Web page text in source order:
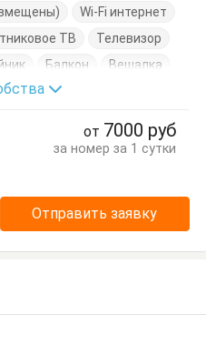
Wi-Fi интернет
ТВ
Телевизор
Балкон
Вешалка
от 7000 руб
за номер за 1 сутки
Отправить заявку